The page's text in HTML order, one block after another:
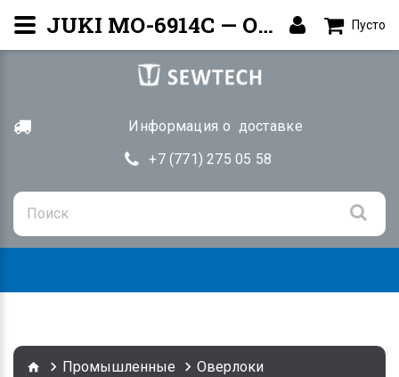
Информация о доставке
+7 (771) 275 05 58
Пусто
Промышленные
Оверлоки
JUKI MO-6914C — Оверлок | Купить Алматы